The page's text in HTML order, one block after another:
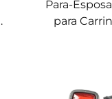
Para-
para